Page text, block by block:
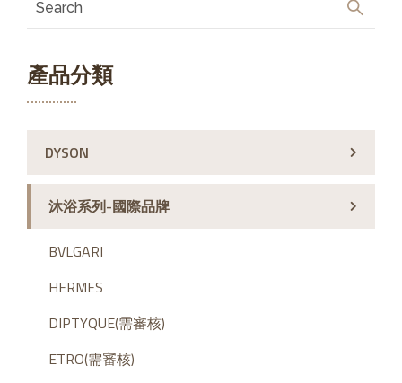
產品分類
DYSON
沐浴系列-國際品牌
BVLGARI
HERMES
DIPTYQUE(需審核)
ETRO(需審核)